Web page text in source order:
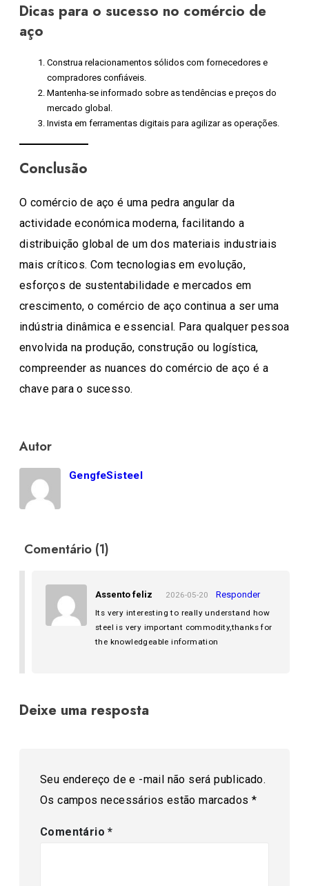
Dicas para o sucesso no comércio de
aço
Construa relacionamentos sólidos com fornecedores e
compradores confiáveis.
Mantenha-se informado sobre as tendências e preços do
mercado global.
Invista em ferramentas digitais para agilizar as operações.
Conclusão
O comércio de aço é uma pedra angular da
actividade económica moderna, facilitando a
distribuição global de um dos materiais industriais
mais críticos. Com tecnologias em evolução,
esforços de sustentabilidade e mercados em
crescimento, o comércio de aço continua a ser uma
indústria dinâmica e essencial. Para qualquer pessoa
envolvida na produção, construção ou logística,
compreender as nuances do comércio de aço é a
chave para o sucesso.
Autor
GengfeSisteel
Comentário (1)
Assento feliz 2026-05-20 Responder
Its very interesting to really understand how
steel is very important commodity,thanks for
the knowledgeable information
Deixe uma resposta
Seu endereço de e -mail não será publicado.
Os campos necessários estão marcados *
Comentário*